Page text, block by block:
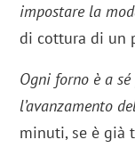
impostare la
di cottura di un
Ogni forno è a
l’avanzamento
minuti, se è già